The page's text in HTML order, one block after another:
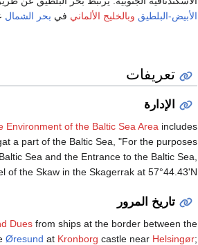
الأبيض-البلطيق وبالخليج الألماني في بحر الشمال
تعريفات
الإدارة
of the Baltic Sea Area includes
a part of the Baltic Sea, "For the purposes
Sea and the Entrance to the Baltic Sea,
of the Skaw in the Skagerrak at 57°44.43'N."
تاريخ المرور
Dues from ships at the border between the
Øresund at Kronborg castle near Helsingør;